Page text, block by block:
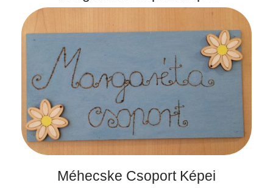
Méhecske Csoport Képei